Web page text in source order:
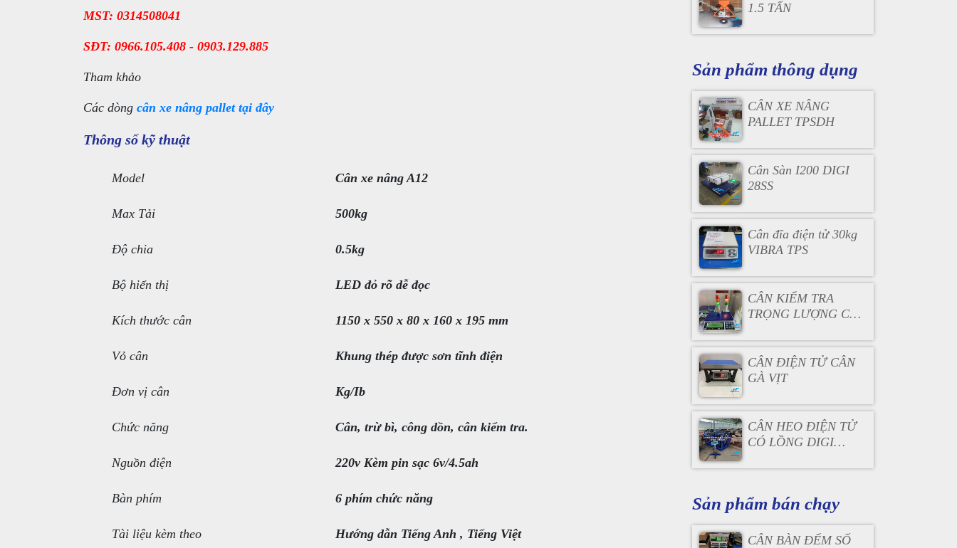
MST: 0314508041
SĐT: 0966.105.408 - 0903.129.885
Tham khảo
Các dòng cân xe nâng pallet tại đây
Thông số kỹ thuật
Model Cân xe nâng A12
Max Tải 500kg
Độ chia 0.5kg
Bộ hiển thị LED đỏ rõ dễ đọc
Kích thước cân 1150 x 550 x 80 x 160 x 195 mm
Vỏ cân Khung thép được sơn tĩnh điện
Đơn vị cân Kg/Ib
Chức năng Cân, trừ bì, công dồn, cân kiểm tra.
Nguồn điện 220v Kèm pin sạc 6v/4.5ah
Bàn phím 6 phím chức năng
Tài liệu kèm theo Hướng dẫn Tiếng Anh , Tiếng Việt
1.5 TẤN
Sản phẩm thông dụng
CÂN XE NÂNG
PALLET TPSDH
Cân Sàn I200 DIGI
28SS
Cân đĩa điện tử 30kg
VIBRA TPS
CÂN KIỂM TRA
TRỌNG LƯỢNG CÓ
CÂN ĐIỆN TỬ CÂN
GÀ VỊT
CÂN HEO ĐIỆN TỬ
CÓ LỒNG DIGI
Sản phẩm bán chạy
CÂN BÀN ĐẾM SỐ